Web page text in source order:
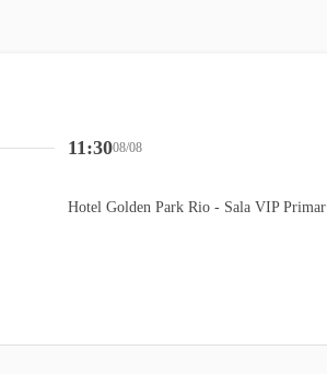
11:3008/08
Hotel Golden Park Rio - Sala VIP Primar